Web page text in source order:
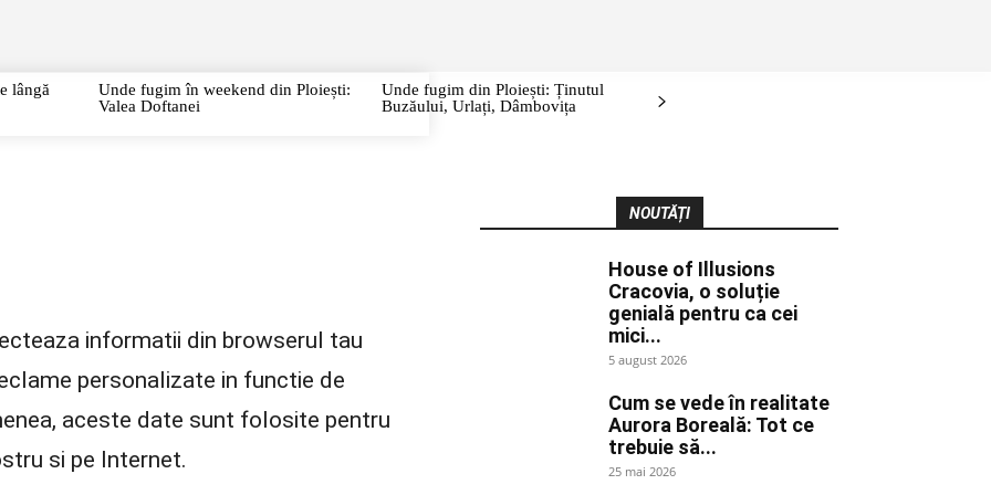
lângă
Unde fugim în weekend din Ploiești:
Valea Doftanei
Unde fugim din Ploiești: Ținutul
Buzăului, Urlați, Dâmbovița
informatii din browserul tau
personalizate in functie de
aceste date sunt folosite pentru
si pe Internet.
NOUTĂȚI
House of Illusions
Cracovia, o soluție
genială pentru ca cei
mici...
5 august 2026
Cum se vede în realitate
Aurora Boreală: Tot ce
trebuie să...
25 mai 2026